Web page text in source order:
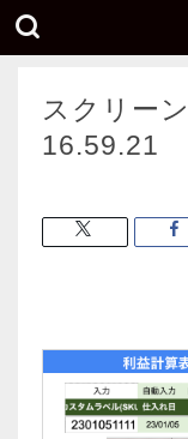
スクリー
16.59.21